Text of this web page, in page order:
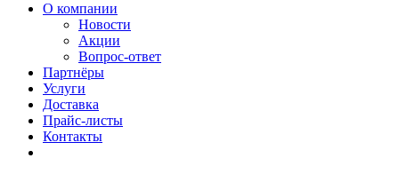
О компании
Новости
Акции
Вопрос-ответ
Партнёры
Услуги
Доставка
Прайс-листы
Контакты